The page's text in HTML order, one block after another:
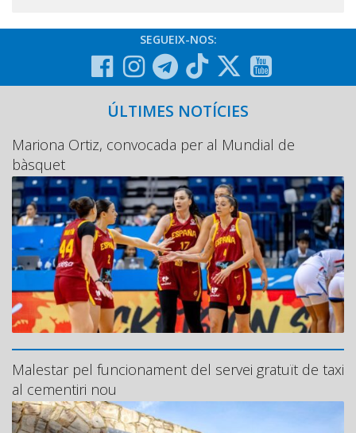
SEGUEIX-NOS:
ÚLTIMES NOTÍCIES
Mariona Ortiz, convocada per al Mundial de
bàsquet
Malestar pel funcionament del servei gratuït de taxi
al cementiri nou